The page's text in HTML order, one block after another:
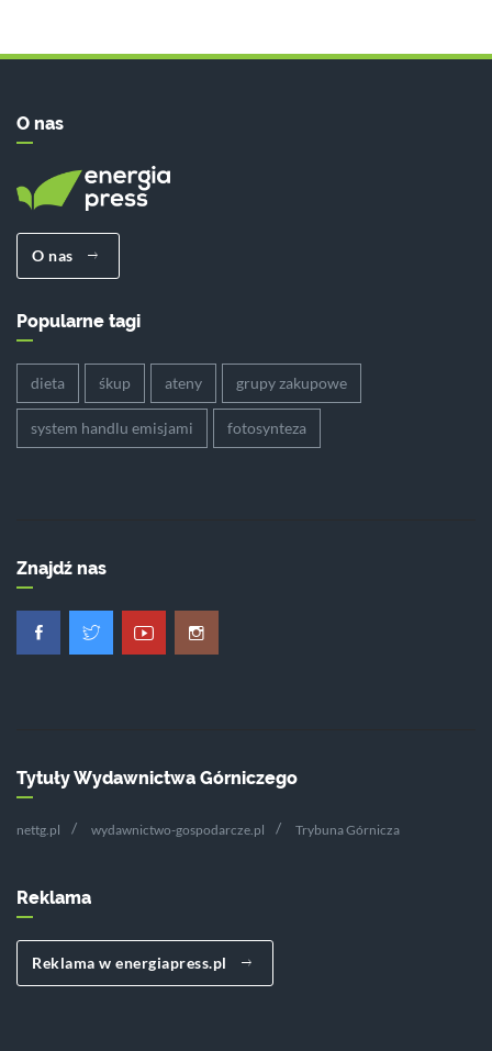
O nas
O nas
Popularne tagi
dieta śkup ateny grupy zakupowe
system handlu emisjami fotosynteza
Znajdź nas
Tytuły Wydawnictwa Górniczego
nettg.pl wydawnictwo-gospodarcze.pl Trybuna Górnicza
Reklama
Reklama w energiapress.pl